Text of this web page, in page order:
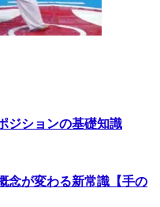
ジションの基礎知識
念が変わる新常識【手の